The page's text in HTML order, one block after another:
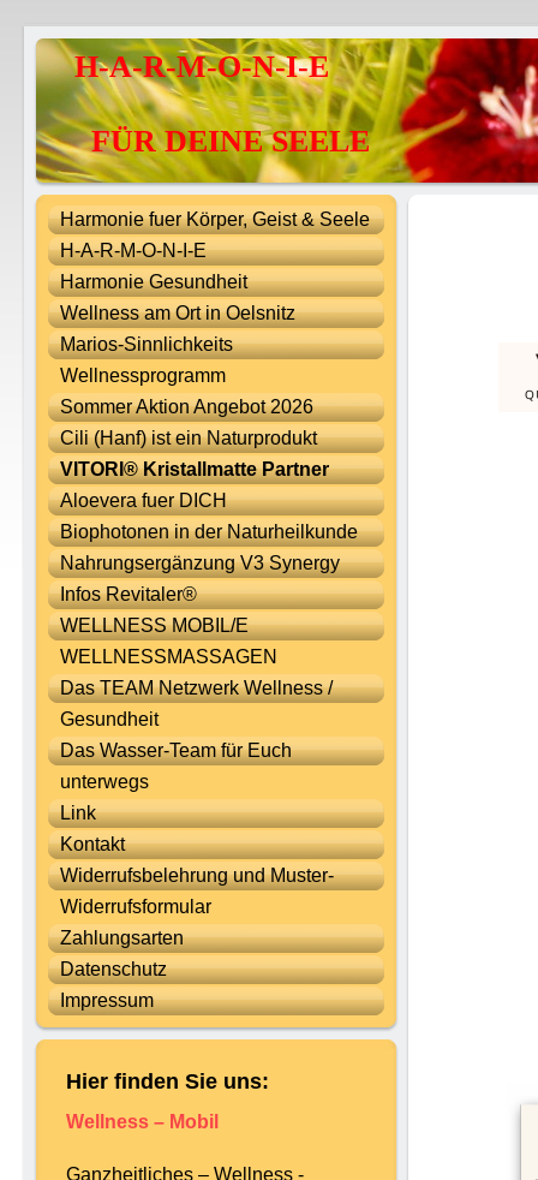
H-A-R-M-O-N-I-E
FÜR DEINE SEELE
Harmonie fuer Körper, Geist & Seele
H-A-R-M-O-N-I-E
Harmonie Gesundheit
Wellness am Ort in Oelsnitz
Marios-Sinnlichkeits
Wellnessprogramm
Sommer Aktion Angebot 2026
Cili (Hanf) ist ein Naturprodukt
VITORI® Kristallmatte Partner
Aloevera fuer DICH
Biophotonen in der Naturheilkunde
Nahrungsergänzung V3 Synergy
Infos Revitaler®
WELLNESS MOBIL/E
WELLNESSMASSAGEN
Das TEAM Netzwerk Wellness /
Gesundheit
Das Wasser-Team für Euch
unterwegs
Link
Kontakt
Widerrufsbelehrung und Muster-
Widerrufsformular
Zahlungsarten
Datenschutz
Impressum
Hier finden Sie uns:
Wellness – Mobil
Ganzheitliches – Wellness -